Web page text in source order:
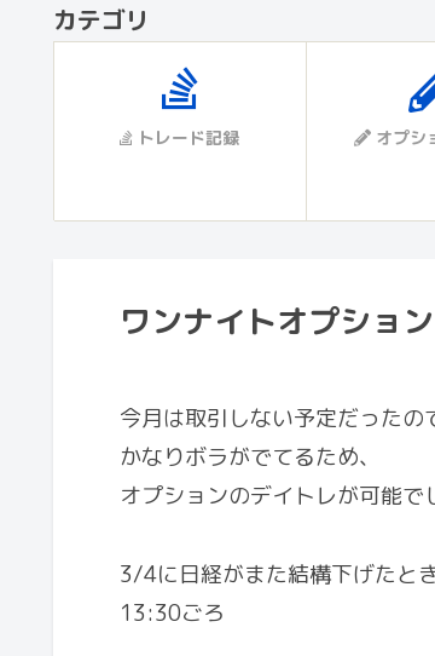
カテゴリ
トレード記録 オプシ
ワンナイトオプショ
今月は取引しない予定だったの
かなりボラがでてるため、
オプションのデイトレが可能で
3/4に日経がまた結構下げたと
13:30ごろ